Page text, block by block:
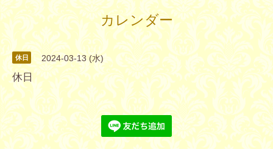
カレンダー
休日 2024-03-13 (水)
休日